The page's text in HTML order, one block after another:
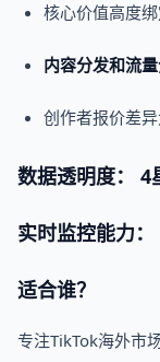
核心价值高度
内容分发和流
创作者报价差异
数据透明度： 4
实时监控能力：
适合谁？
专注TikTok海外市